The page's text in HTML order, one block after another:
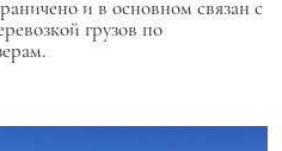
и в основном связан с
грузов по